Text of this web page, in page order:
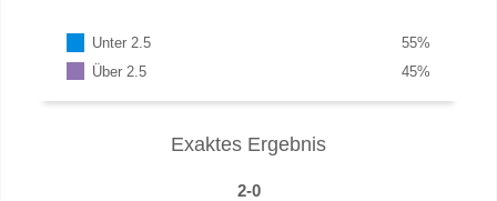
Unter 2.5 %
55
Über 2.5
%
45
Exaktes Ergebnis
2-0